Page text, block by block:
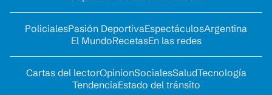
PolicialesPasión DeportivaEspectáculosArgentina
El MundoRecetasEn las redes
Cartas del lectorOpinionSocialesSaludTecnología
TendenciaEstado del tránsito